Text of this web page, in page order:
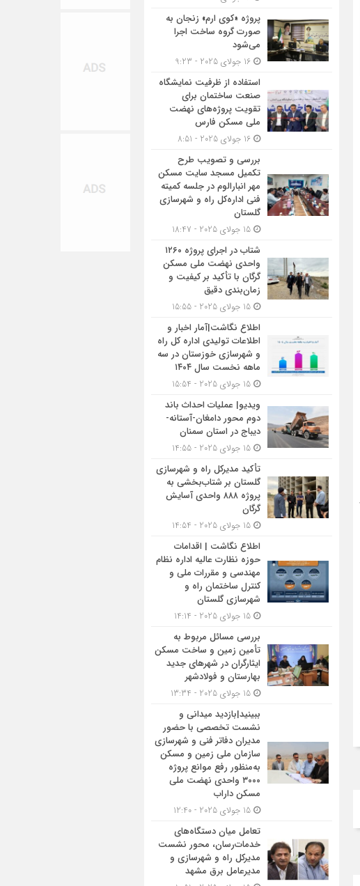
پروژه «کوی ارم» زنجان به
صورت گروه ساخت اجرا
می‌شود
استفاده از ظرفیت نمایشگاه
صنعت ساختمان برای
تقویت پروژه‌های نهضت
ملی مسکن فارس
بررسی و تصویب طرح
تکمیل مسجد سایت مسکن
مهر انبارالوم در جلسه کمیته
فنی اداره‌کل راه و شهرسازی
گلستان
شتاب در اجرای پروژه ۱۲۶۰
واحدی نهضت ملی مسکن
گرگان با تأکید بر کیفیت و
زمان‌بندی دقیق
اطلاع نگاشت|آمار اخبار و
اطلاعات تولیدی اداره کل راه
و شهرسازی خوزستان در سه
ماهه نخست سال ۱۴۰۴
ویدیو| عملیات احداث باند
دوم محور دامغان-آستانه-
دیباج در استان سمنان
تأکید مدیرکل راه و شهرسازی
گلستان بر شتاب‌بخشی به
پروژه ۸۸۸ واحدی آسایش
گرگان
اطلاع نگاشت | اقدامات
حوزه نظارت عالیه اداره نظام
مهندسی و مقررات ملی و
کنترل ساختمان راه و
شهرسازی گلستان
بررسی مسائل مربوط به
تأمین زمین و ساخت مسکن
ایثارگران در شهرهای جدید
بهارستان و فولادشهر
ببینید|بازدید میدانی و
نشست تخصصی با حضور
مدیران دفاتر فنی و شهرسازی
سازمان ملی زمین و مسکن
به‌منظور رفع موانع پروژه
۳۰۰۰ واحدی نهضت ملی
مسکن داراب
تعامل میان دستگاه‌های
خدمات‌رسان، محور نشست
مدیرکل راه و شهرسازی و
مدیرعامل برق مشهد